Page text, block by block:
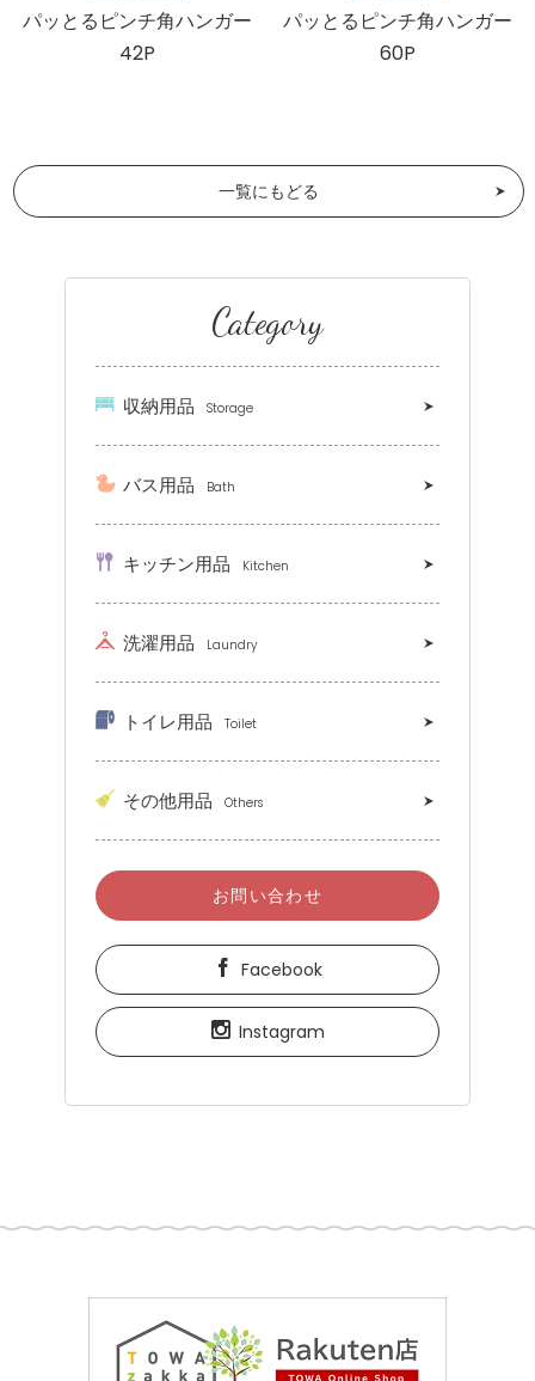
パッとるピンチ角ハンガー
42P
パッとるピンチ角ハンガー
60P
一覧にもどる
Category
収納用品 Storage
バス用品 Bath
キッチン用品 Kitchen
洗濯用品 Laundry
トイレ用品 Toilet
その他用品 Others
お問い合わせ
Facebook
Instagram